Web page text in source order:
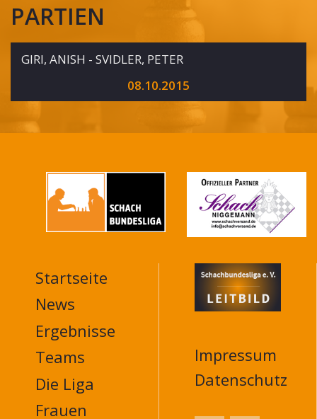
PARTIEN
GIRI, ANISH - SVIDLER, PETER
08.10.2015
MAIN
NAVIGATION
FOOTER
Startseite
News
Ergebnisse
Teams
Die Liga
Frauen
Impressum
Datenschutz